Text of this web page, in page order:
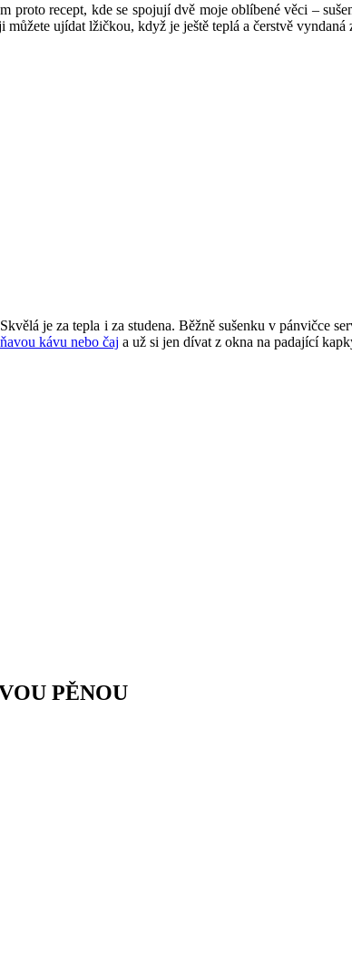
proto recept, kde se spojují dvě moje oblíbené věci –
můžete ujídat lžičkou, když je ještě teplá a čerstvě vyndaná
je za tepla i za studena. Běžně sušenku v pánvičce
kávu nebo čaj a už si jen dívat z okna na padající
PĚNOU